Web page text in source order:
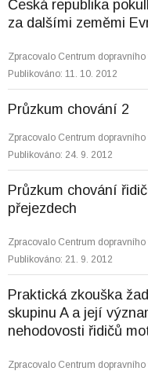
Česká republika
za dalšími zeměmi
Zpracovalo Centrum
Publikováno: 11. 10. 2012
Průzkum chování 2
Zpracovalo Centrum
Publikováno: 24. 9. 2012
Průzkum chování
přejezdech
Zpracovalo Centrum
Publikováno: 21. 9. 2012
Praktická zkouška
skupinu A a její
nehodovosti řidičů
Zpracovalo Centrum